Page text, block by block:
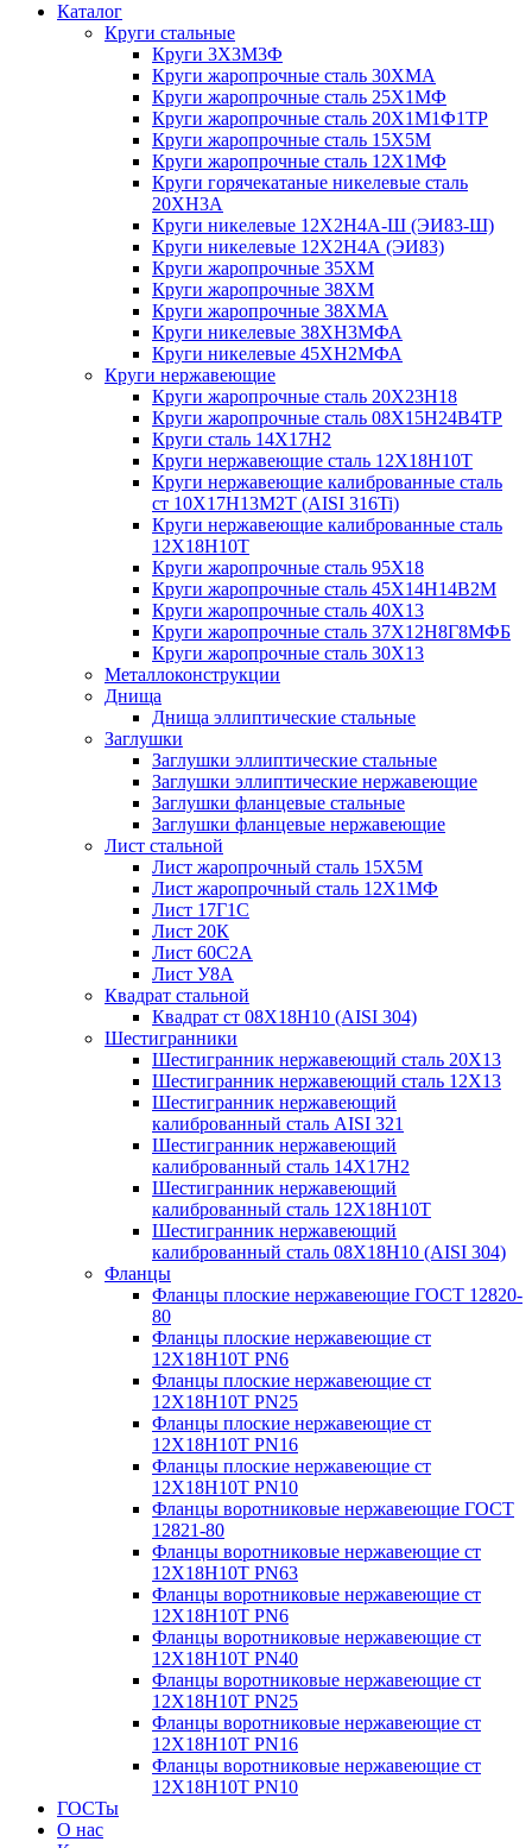
Каталог
Круги стальные
Круги 3Х3М3Ф
Круги жаропрочные сталь 30ХМА
Круги жаропрочные сталь 25Х1МФ
Круги жаропрочные сталь 20Х1М1Ф1ТР
Круги жаропрочные сталь 15Х5М
Круги жаропрочные сталь 12Х1МФ
Круги горячекатаные никелевые сталь
20ХН3А
Круги никелевые 12Х2Н4А-Ш (ЭИ83-Ш)
Круги никелевые 12Х2Н4А (ЭИ83)
Круги жаропрочные 35ХМ
Круги жаропрочные 38ХМ
Круги жаропрочные 38ХМА
Круги никелевые 38XH3MФА
Круги никелевые 45ХН2МФА
Круги нержавеющие
Круги жаропрочные сталь 20Х23Н18
Круги жаропрочные сталь 08Х15Н24В4ТР
Круги сталь 14Х17Н2
Круги нержавеющие сталь 12Х18Н10Т
Круги нержавеющие калиброванные сталь
ст 10Х17Н13М2Т (AISI 316Ti)
Круги нержавеющие калиброванные сталь
12Х18Н10Т
Круги жаропрочные сталь 95Х18
Круги жаропрочные сталь 45Х14Н14В2М
Круги жаропрочные сталь 40Х13
Круги жаропрочные сталь 37Х12Н8Г8МФБ
Круги жаропрочные сталь 30Х13
Металлоконструкции
Днища
Днища эллиптические стальные
Заглушки
Заглушки эллиптические стальные
Заглушки эллиптические нержавеющие
Заглушки фланцевые стальные
Заглушки фланцевые нержавеющие
Лист стальной
Лист жаропрочный сталь 15Х5М
Лист жаропрочный сталь 12Х1МФ
Лист 17Г1С
Лист 20К
Лист 60С2А
Лист У8А
Квадрат стальной
Квадрат ст 08Х18Н10 (AISI 304)
Шестигранники
Шестигранник нержавеющий сталь 20Х13
Шестигранник нержавеющий сталь 12Х13
Шестигранник нержавеющий
калиброванный сталь AISI 321
Шестигранник нержавеющий
калиброванный сталь 14Х17Н2
Шестигранник нержавеющий
калиброванный сталь 12Х18Н10Т
Шестигранник нержавеющий
калиброванный сталь 08Х18Н10 (AISI 304)
Фланцы
Фланцы плоские нержавеющие ГОСТ 12820-
80
Фланцы плоские нержавеющие ст
12Х18Н10Т PN6
Фланцы плоские нержавеющие ст
12Х18Н10Т PN25
Фланцы плоские нержавеющие ст
12Х18Н10Т PN16
Фланцы плоские нержавеющие ст
12Х18Н10Т PN10
Фланцы воротниковые нержавеющие ГОСТ
12821-80
Фланцы воротниковые нержавеющие ст
12Х18Н10Т PN63
Фланцы воротниковые нержавеющие ст
12Х18Н10Т PN6
Фланцы воротниковые нержавеющие ст
12Х18Н10Т PN40
Фланцы воротниковые нержавеющие ст
12Х18Н10Т PN25
Фланцы воротниковые нержавеющие ст
12Х18Н10Т PN16
Фланцы воротниковые нержавеющие ст
12Х18Н10Т PN10
ГОСТы
О нас